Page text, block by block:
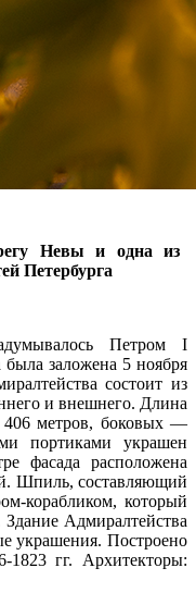
Невы и одна из
Петербурга
Петром I
была заложена 5 ноября
состоит из
и внешнего. Длина
406 метров, боковых —
портиками украшен
фасада расположена
Шпиль, составляющий
корабликом, который
Адмиралтейства
украшения. Построено
1823 гг. Архитекторы: